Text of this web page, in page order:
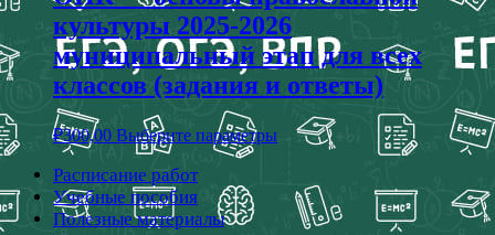
культуры 2025-2026
муниципальный этап для всех
классов (задания и ответы)
₽300,00 Выберите параметры
Расписание работ
Учебные пособия
Полезные материалы